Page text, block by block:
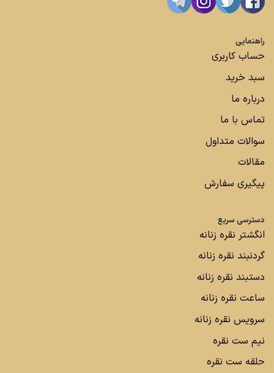
راهنمایی
حساب کاربری
سبد خرید
درباره ما
تماس با ما
سوالات متداول
مقالات
پیگیری سفارش
دسترسی سریع
انگشتر نقره زنانه
گردنبند نقره زنانه
دستبند نقره زنانه
ساعت نقره زنانه
سرویس نقره زنانه
نیم ست نقره
حلقه ست نقره